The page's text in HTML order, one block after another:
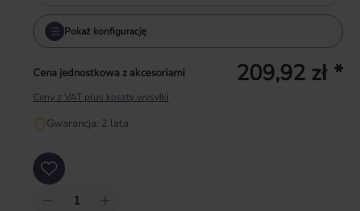
Pokaż konfigurację
Cena jednostkowa z akcesoriami 209,92 zł *
Ceny z VAT plus koszty wysyłki
Gwarancja: 2 lata
Ilość produktu: Wprowadź żądaną ilość lub użyj przycisków, aby zwiększyć lub